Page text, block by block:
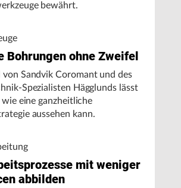
bewährt.
Bohrungen ohne Zweifel
von Sandvik Coromant und des
Spezialisten Hägglunds lässt
wie eine ganzheitliche
aussehen kann.
mit weniger
abbilden